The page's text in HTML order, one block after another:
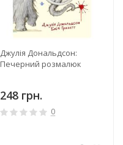
Джулія Дональдсон:
Печерний розмалюк
248 грн.
0